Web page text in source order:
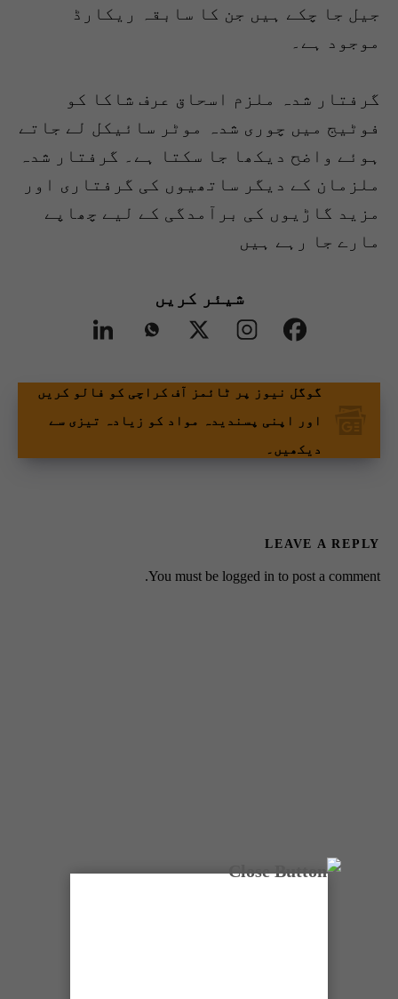
جیل جا چکے ہیں جن کا سابقہ ریکارڈ
موجود ہے۔
گرفتار شدہ ملزم اسحاق عرف شاکا کو
فوٹیج میں چوری شدہ موٹر سائیکل لے جاتے
ہوئے واضح دیکھا جا سکتا ہے۔ گرفتار شدہ
ملزمان کے دیگر ساتھیوں کی گرفتاری اور
مزید گاڑیوں کی برآمدگی کے لیے چھاپے
مارے جا رہے ہیں
شیئر کریں
گوگل نیوز پر ٹائمز آف کراچی کو فالو کریں
اور اپنی پسندیدہ مواد کو زیادہ تیزی سے
دیکھیں۔
LEAVE A REPLY
You must be logged in to post a comment.